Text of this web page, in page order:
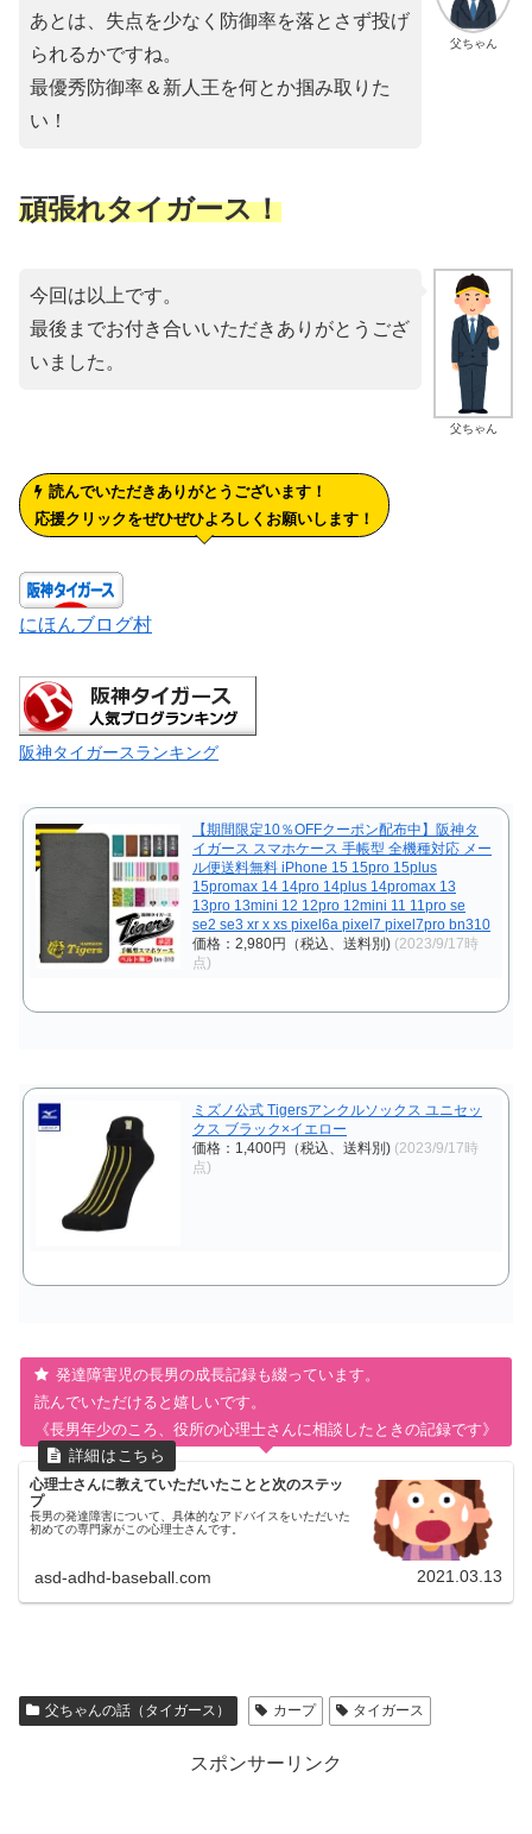
父ちゃん
あとは、失点を少なく防御率を落とさず投げ
られるかですね。
最優秀防御率＆新人王を何とか掴み取りた
い！
頑張れタイガース！
父ちゃん
今回は以上です。
最後までお付き合いいただきありがとうござ
いました。
読んでいただきありがとうございます！
応援クリックをぜひぜひよろしくお願いします！
にほんブログ村
阪神タイガースランキング
【期間限定10％OFFクーポン配布中】阪神タ
イガース スマホケース 手帳型 全機種対応 メー
ル便送料無料 iPhone 15 15pro 15plus
15promax 14 14pro 14plus 14promax 13
13pro 13mini 12 12pro 12mini 11 11pro se
se2 se3 xr x xs pixel6a pixel7 pixel7pro bn310
価格：2,980円（税込、送料別) (2023/9/17時
点)
ミズノ公式 Tigersアンクルソックス ユニセッ
クス ブラック×イエロー
価格：1,400円（税込、送料別) (2023/9/17時
点)
発達障害児の長男の成長記録も綴っています。
読んでいただけると嬉しいです。
《長男年少のころ、役所の心理士さんに相談したときの記録です》
心理士さんに教えていただいたことと次のステッ
プ
長男の発達障害について、具体的なアドバイスをいただいた
初めての専門家がこの心理士さんです。
asd-adhd-baseball.com 2021.03.13
父ちゃんの話（タイガース） カープ タイガース
スポンサーリンク